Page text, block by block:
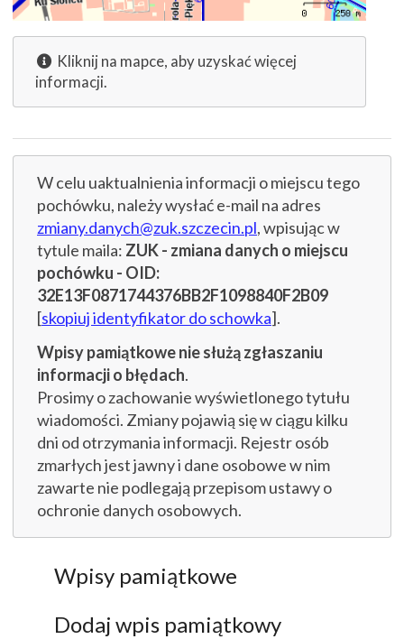
Kliknij na mapce, aby uzyskać więcej
informacji.
W celu uaktualnienia informacji o miejscu tego
pochówku, należy wysłać e-mail na adres
zmiany.danych@zuk.szczecin.pl, wpisując w
tytule maila: ZUK - zmiana danych o miejscu
pochówku - OID:
32E13F0871744376BB2F1098840F2B09
[skopiuj identyfikator do schowka].
Wpisy pamiątkowe nie służą zgłaszaniu
informacji o błędach.
Prosimy o zachowanie wyświetlonego tytułu
wiadomości. Zmiany pojawią się w ciągu kilku
dni od otrzymania informacji. Rejestr osób
zmarłych jest jawny i dane osobowe w nim
zawarte nie podlegają przepisom ustawy o
ochronie danych osobowych.
Wpisy pamiątkowe
Dodaj wpis pamiątkowy